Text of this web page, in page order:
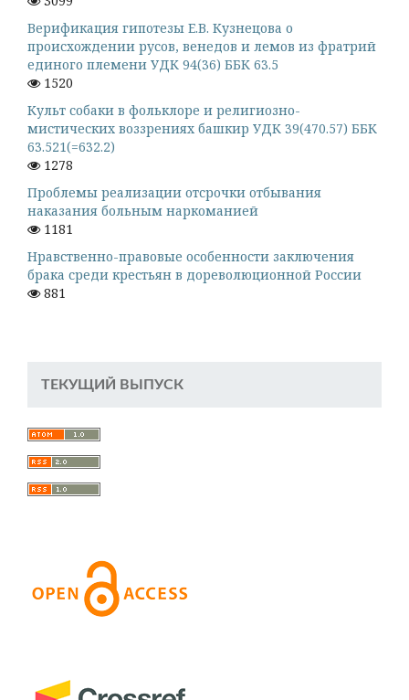
Верификация гипотезы Е.В. Кузнецова о
происхождении русов, венедов и лемов из фратрий
единого племени УДК 94(36) ББК 63.5
1520
Культ собаки в фольклоре и религиозно-
мистических воззрениях башкир УДК 39(470.57) ББК
63.521(=632.2)
1278
Проблемы реализации отсрочки отбывания
наказания больным наркоманией
1181
Нравственно-правовые особенности заключения
брака среди крестьян в дореволюционной России
881
ТЕКУЩИЙ ВЫПУСК